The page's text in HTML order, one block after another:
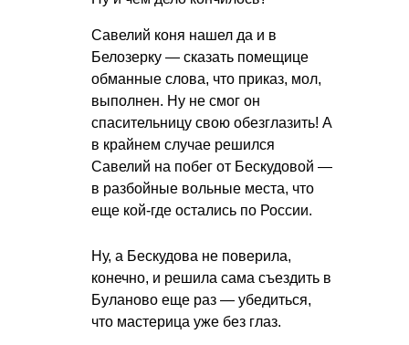
Савелий коня нашел да и в
Белозерку — сказать помещице
обманные слова, что приказ, мол,
выполнен. Ну не смог он
спасительницу свою обезглазить! А
в крайнем случае решился
Савелий на побег от Бескудовой —
в разбойные вольные места, что
еще кой-где остались по России.
Ну, а Бескудова не поверила,
конечно, и решила сама съездить в
Буланово еще раз — убедиться,
что мастерица уже без глаз.